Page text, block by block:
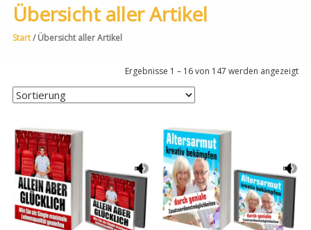
Übersicht aller Artikel
Start/ Übersicht aller Artikel
Ergebnisse 1 – 16 von 147 werden angezeigt